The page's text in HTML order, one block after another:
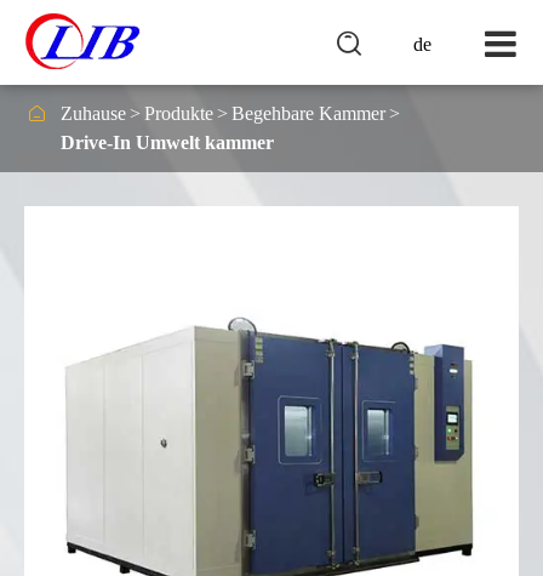
de

 Zuhause Produkte
Begehbare Kammer
Drive-In Umwelt kammer